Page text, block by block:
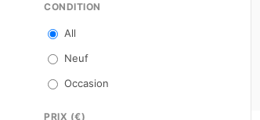
CONDITION
All
Neuf
Occasion
PRIX (€)